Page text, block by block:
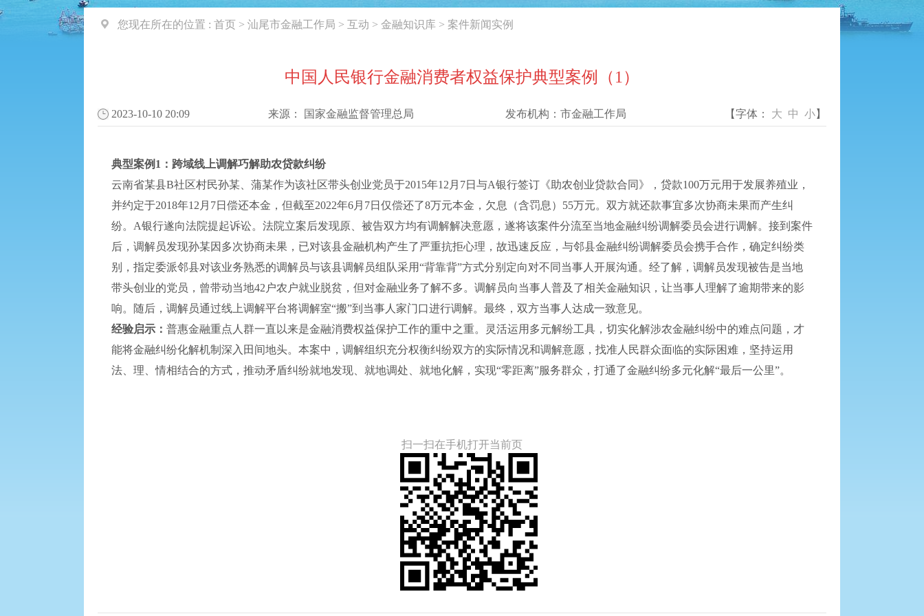
您现在所在的位置 : 首页 > 汕尾市金融工作局 > 互动 > 金融知识库 > 案件新闻实例
中国人民银行金融消费者权益保护典型案例（1）
2023-10-10 20:09 来源： 国家金融监督管理总局 发布机构： 市金融工作局 【字体： 大 中 小】
典型案例1：跨域线上调解巧解助农贷款纠纷
云南省某县B社区村民孙某、蒲某作为该社区带头创业党员于2015年12月7日与A银行签订《助农创业贷款合同》，贷款100万元用于发展养殖业，
并约定于2018年12月7日偿还本金，但截至2022年6月7日仅偿还了8万元本金，欠息（含罚息）55万元。双方就还款事宜多次协商未果而产生纠
纷。A银行遂向法院提起诉讼。法院立案后发现原、被告双方均有调解解决意愿，遂将该案件分流至当地金融纠纷调解委员会进行调解。接到案件
后，调解员发现孙某因多次协商未果，已对该县金融机构产生了严重抗拒心理，故迅速反应，与邻县金融纠纷调解委员会携手合作，确定纠纷类
别，指定委派邻县对该业务熟悉的调解员与该县调解员组队采用“背靠背”方式分别定向对不同当事人开展沟通。经了解，调解员发现被告是当地
带头创业的党员，曾带动当地42户农户就业脱贫，但对金融业务了解不多。调解员向当事人普及了相关金融知识，让当事人理解了逾期带来的影
响。随后，调解员通过线上调解平台将调解室“搬”到当事人家门口进行调解。最终，双方当事人达成一致意见。
经验启示： 普惠金融重点人群一直以来是金融消费权益保护工作的重中之重。灵活运用多元解纷工具，切实化解涉农金融纠纷中的难点问题，才
能将金融纠纷化解机制深入田间地头。本案中，调解组织充分权衡纠纷双方的实际情况和调解意愿，找准人民群众面临的实际困难，坚持运用
法、理、情相结合的方式，推动矛盾纠纷就地发现、就地调处、就地化解，实现“零距离”服务群众，打通了金融纠纷多元化解“最后一公里”。
扫一扫在手机打开当前页